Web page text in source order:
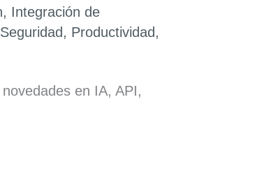
, Integración de
, Productividad,
en IA, API,